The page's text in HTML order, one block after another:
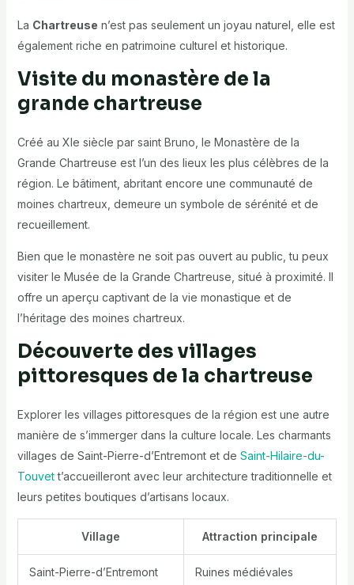
La Chartreuse n’est pas seulement un joyau naturel, elle est
également riche en patrimoine culturel et historique.
Visite du monastère de la
grande chartreuse
Créé au XIe siècle par saint Bruno, le Monastère de la
Grande Chartreuse est l’un des lieux les plus célèbres de la
région. Le bâtiment, abritant encore une communauté de
moines chartreux, demeure un symbole de sérénité et de
recueillement.
Bien que le monastère ne soit pas ouvert au public, tu peux
visiter le Musée de la Grande Chartreuse, situé à proximité. Il
offre un aperçu captivant de la vie monastique et de
l’héritage des moines chartreux.
Découverte des villages
pittoresques de la chartreuse
Explorer les villages pittoresques de la région est une autre
manière de s’immerger dans la culture locale. Les charmants
villages de Saint-Pierre-d’Entremont et de Saint-Hilaire-du-
Touvett’accueilleront avec leur architecture traditionnelle et
leurs petites boutiques d’artisans locaux.
Village Attraction principale
Saint-Pierre-d’Entremont Ruines médiévales